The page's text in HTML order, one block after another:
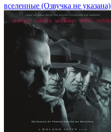
вселенные (Озвучка не указана)